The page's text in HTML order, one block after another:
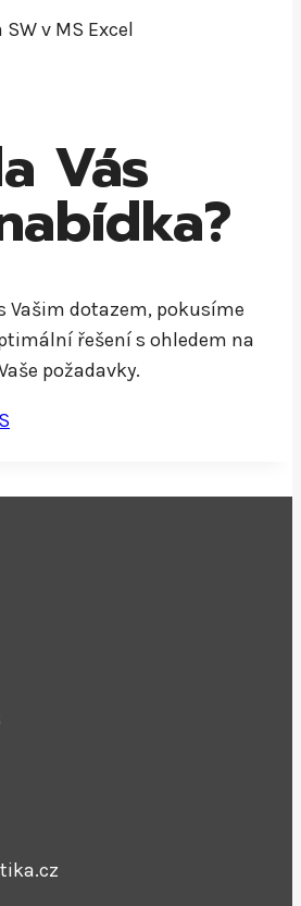
v MS Excel
Vás
Vašim dotazem, pokusíme
řešení s ohledem na
požadavky.